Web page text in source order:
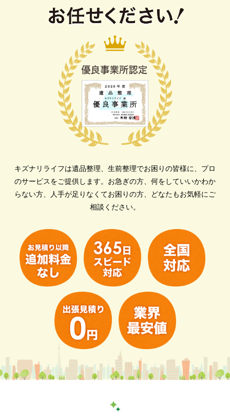
キズナリライフは遺品整理、生前整理でお困りの皆様に、プロ
のサービスをご提供します。 お急ぎの方、何をしていいかわか
らない方、人手が足りなくてお困りの方、どなたもお気軽にご
相談ください。